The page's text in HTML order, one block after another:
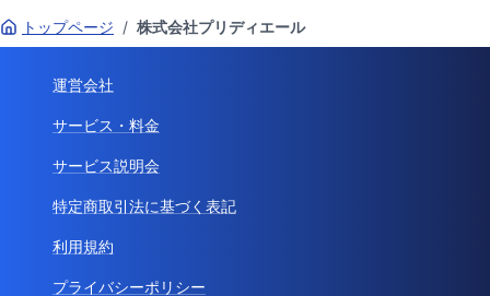
トップページ / 株式会社プリディエール
運営会社
サービス・料金
サービス説明会
特定商取引法に基づく表記
利用規約
プライバシーポリシー